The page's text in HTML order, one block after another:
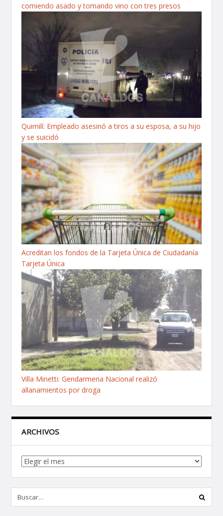
comiendo asado y tomando vino con tres presos
Quimilí: Empleado asesinó a tiros a su esposa, a su hijo
y se suicidó
Acreditan los fondos de la Tarjeta Única de Ciudadanía
Tarjeta Única
Villa Minetti: Gendarmeria Nacional realizó
allanamientos por droga
ARCHIVOS
Archivos